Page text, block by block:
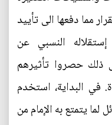
مما دفعها الى تأييد
النسبي عن
ذلك حصروا تأثيرهم
البداية، استخدم
لما يتمتع به الإمام من